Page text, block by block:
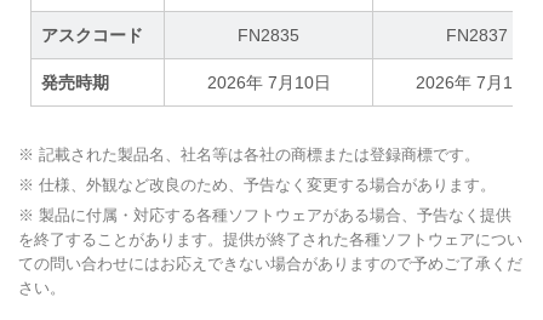
アスクコード FN2835 FN2837
発売時期 2026年 7月10日 2026年 7月10日
※ 記載された製品名、社名等は各社の商標または登録商標です。
※ 仕様、外観など改良のため、予告なく変更する場合があります。
※ 製品に付属・対応する各種ソフトウェアがある場合、予告なく提供
を終了することがあります。提供が終了された各種ソフトウェアについ
ての問い合わせにはお応えできない場合がありますので予めご了承くだ
さい。